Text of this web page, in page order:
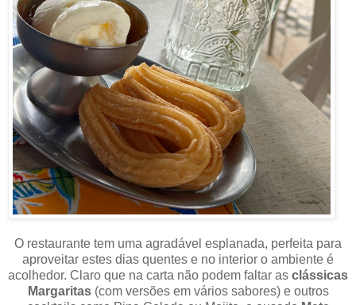
O restaurante tem uma agradável esplanada, perfeita para
aproveitar estes dias quentes e no interior o ambiente é
acolhedor. Claro que na carta não podem faltar as clássicas
Margaritas(com versões em vários sabores) e outros